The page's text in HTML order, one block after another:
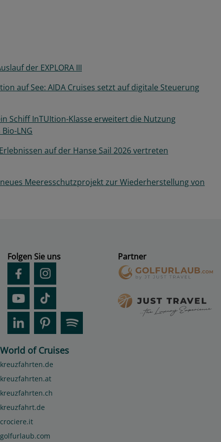
der EXPLORA III
auf See: AIDA Cruises setzt auf digitale Steuerung
Schiff InTUItion-Klasse erweitert die Nutzung
LNG
auf der Hanse Sail 2026 vertreten
Meeresschutzprojekt zur Wiederherstellung von
Folgen Sie uns Partner
World of Cruises
kreuzfahrten.de
kreuzfahrten.at
kreuzfahrten.ch
kreuzfahrt.de
crociere.it
golfurlaub.com